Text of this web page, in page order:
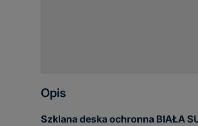
Opis
Szklana deska ochronna BIAŁA